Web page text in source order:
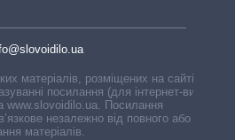
матеріалів, розміщених на сайті,
посилання (для інтернет-видань
www.slovoidilo.ua. Посилання
незалежно від повного або
матеріалів.